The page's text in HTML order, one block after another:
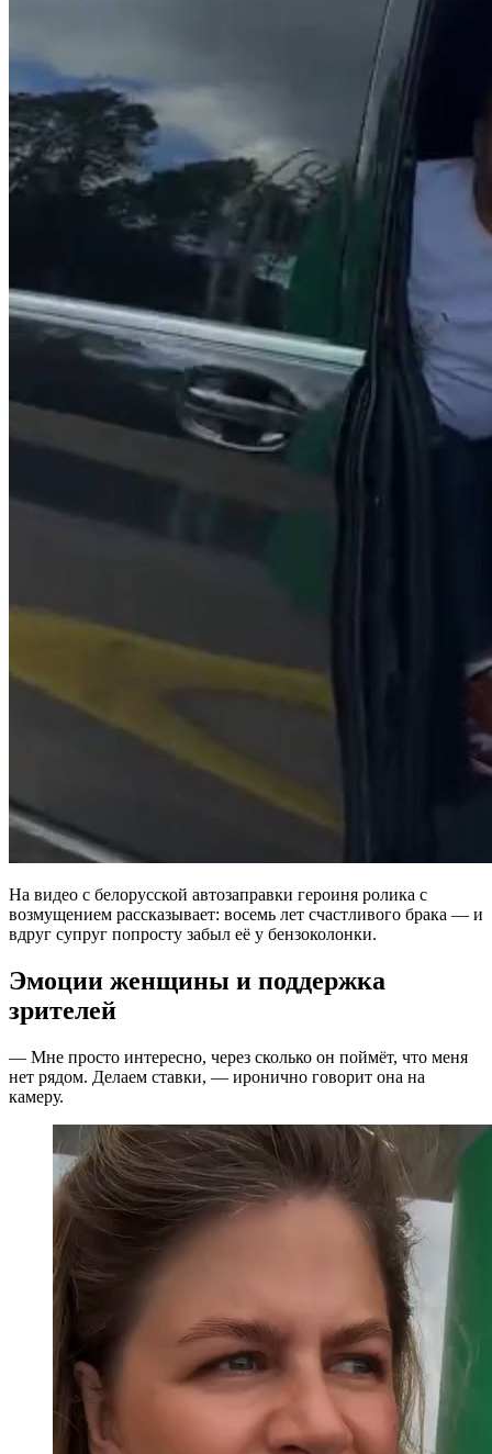
На видео с белорусской автозаправки героиня ролика с
возмущением рассказывает: восемь лет счастливого брака — и
вдруг супруг попросту забыл её у бензоколонки.
Эмоции женщины и поддержка
зрителей
— Мне просто интересно, через сколько он поймёт, что меня
нет рядом. Делаем ставки, — иронично говорит она на
камеру.